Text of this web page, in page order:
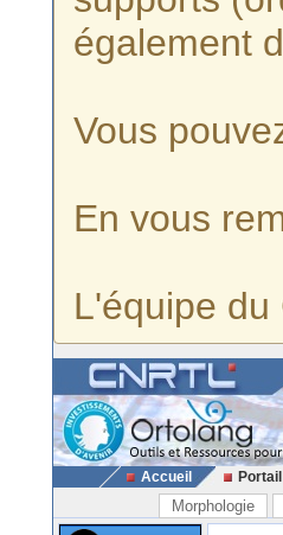
également
Vous
En vous
L'équipe du
Accueil
Morphologie